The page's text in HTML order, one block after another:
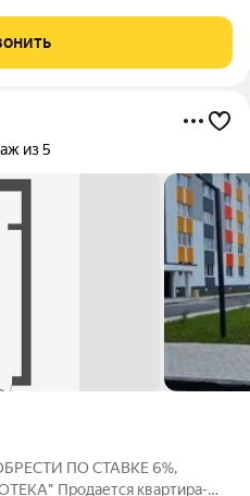
21,5 кв.м позволяет создать
пространство
из 5
ПО СТАВКЕ 6%,
Продается квартира-